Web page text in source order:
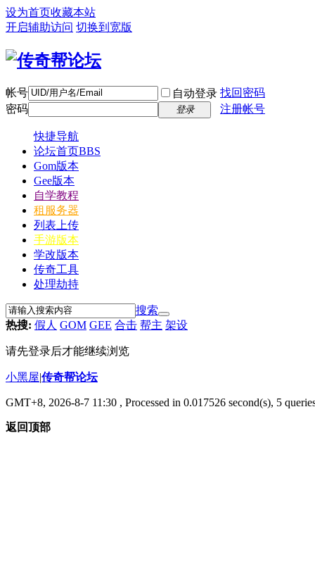
设为首页收藏本站
开启辅助访问 切换到宽版
帐号 自动登录 找回密码
密码
登录 注册帐号
快捷导航
论坛首页BBS
Gom版本
Gee版本
自学教程
租服务器
列表上传
手游版本
学改版本
传奇工具
处理劫持
搜索
热搜: 假人 GOM GEE 合击 帮主 架设
请先登录后才能继续浏览
小黑屋|传奇帮论坛
GMT+8, 2026-8-7 11:30 , Processed in 0.017526 second(s), 5
返回顶部